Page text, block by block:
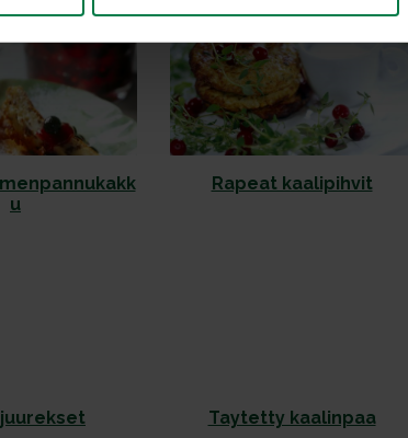
u
Rapeat kaalipihvit
Taytetty kaalinpaa